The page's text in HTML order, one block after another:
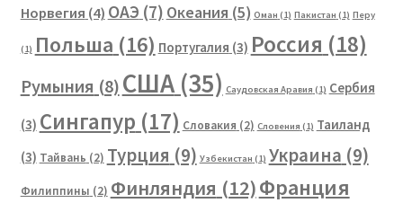
Норвегия (4) ОАЭ (7) Океания (5) Оман (1) Пакистан (1) Перу
(1) Польша (16) Португалия (3) Россия (18)
Румыния (8)США(35) Саудовская Аравия (1) Сербия
(3) Сингапур (17) Словакия (2) Словения (1) Таиланд
(3) Тайвань (2) Турция (9) Узбекистан (1) Украина (9)
Филиппины (2) Финляндия (12)Франция